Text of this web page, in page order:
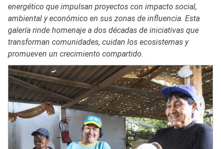
energético que impulsan proyectos con impacto social,
ambiental y económico en sus zonas de influencia. Esta
galería rinde homenaje a dos décadas de iniciativas que
transforman comunidades, cuidan los ecosistemas y
promueven un crecimiento compartido.